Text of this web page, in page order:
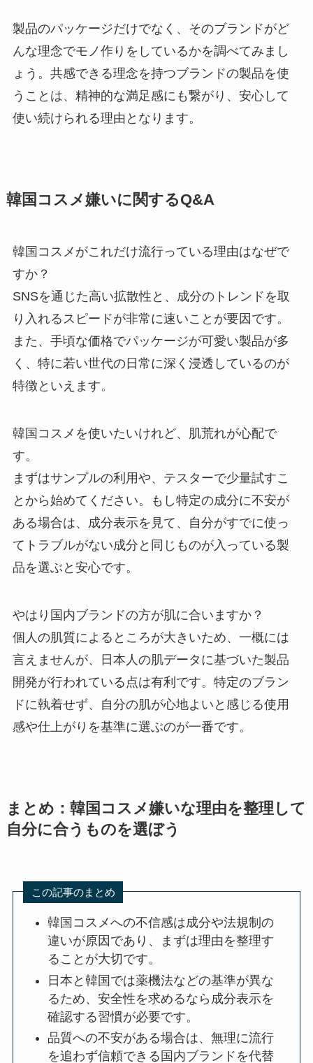
製品のパッケージだけでなく、そのブランドがど
んな理念でモノ作りをしているかを調べてみまし
ょう。共感できる理念を持つブランドの製品を使
うことは、精神的な満足感にも繋がり、安心して
使い続けられる理由となります。
韓国コスメ嫌いに関するQ&A
韓国コスメがこれだけ流行っている理由はなぜで
すか？
SNSを通じた高い拡散性と、成分のトレンドを取
り入れるスピードが非常に速いことが要因です。
また、手頃な価格でパッケージが可愛い製品が多
く、特に若い世代の日常に深く浸透しているのが
特徴といえます。
韓国コスメを使いたいけれど、肌荒れが心配で
す。
まずはサンプルの利用や、テスターで少量試すこ
とから始めてください。もし特定の成分に不安が
ある場合は、成分表示を見て、自分がすでに使っ
てトラブルがない成分と同じものが入っている製
品を選ぶと安心です。
やはり国内ブランドの方が肌に合いますか？
個人の肌質によるところが大きいため、一概には
言えませんが、日本人の肌データに基づいた製品
開発が行われている点は有利です。特定のブラン
ドに執着せず、自分の肌が心地よいと感じる使用
感や仕上がりを基準に選ぶのが一番です。
まとめ：韓国コスメ嫌いな理由を整理して
自分に合うものを選ぼう
この記事のまとめ
韓国コスメへの不信感は成分や法規制の
違いが原因であり、まずは理由を整理す
ることが大切です。
日本と韓国では薬機法などの基準が異な
るため、安全性を求めるなら成分表示を
確認する習慣が必要です。
品質への不安がある場合は、無理に流行
を追わず信頼できる国内ブランドを代替